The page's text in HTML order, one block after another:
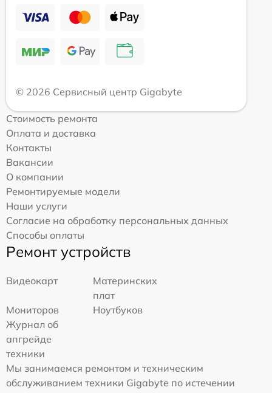
© 2026 Сервисный центр Gigabyte
Стоимость ремонта
Оплата и доставка
Контакты
Вакансии
О компании
Ремонтируемые модели
Наши услуги
Согласие на обработку персональных данных
Способы оплаты
Ремонт устройств
Видеокарт
Материнских
плат
Мониторов
Ноутбуков
Журнал об
апгрейде
техники
Мы занимаемся ремонтом и техническим
обслуживанием техники Gigabyte по истечении